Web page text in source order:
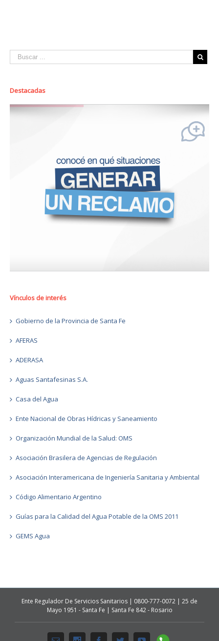
Destacadas
Vínculos de interés
Gobierno de la Provincia de Santa Fe
AFERAS
ADERASA
Aguas Santafesinas S.A.
Casa del Agua
Ente Nacional de Obras Hídricas y Saneamiento
Organización Mundial de la Salud: OMS
Asociación Brasilera de Agencias de Regulación
Asociación Interamericana de Ingeniería Sanitaria y Ambiental
Código Alimentario Argentino
Guías para la Calidad del Agua Potable de la OMS 2011
GEMS Agua
Ente Regulador De Servicios Sanitarios | 0800-777-0072 | 25 de
Mayo 1951 - Santa Fe | Santa Fe 842 - Rosario
Whatsapp